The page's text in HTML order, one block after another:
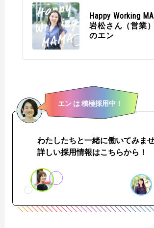
友達の影響もあって、お手伝いをやりた
きるところから、どんどん任せていって
すごいです。 &nbsp; &nbsp; Q：育児と仕事、楽しく両
立する秘訣を一言でいうと？ 自分のできないことを受
け入れること。そして人に助けてもらう
ww.en-soku.com/life/52491
つかった…。 産休前と同じような働き方
とがストレスでした。以前は、仕事だけ
る生活でしたし、それを思い切り楽しん
でも、当然ながら復帰後は違う。子供の
急にお休みすることになってしまい、思
事を考えるようになったのも大きかった
風邪で休んでしまっても、その週でリカ
メージです。 &nbsp; &nbsp; Q：働き続け
思うことは？ プライベートでの経験が、
日々サポートしている求職者の方への共
ました。 転職理由をお聞きすると、出産
を変えたいとおっしゃる求職者の方が多
他人事ではなく、自分事として共感でき
か…。実感を持って、寄り添えるようにな
があれば教えて！ 一番は、「ネットスー
Happy Working
岩松さん（営業
のエン
エン は 積極採用中！
わたしたちと一緒に働いてみま
詳しい採用情報はこちらから！